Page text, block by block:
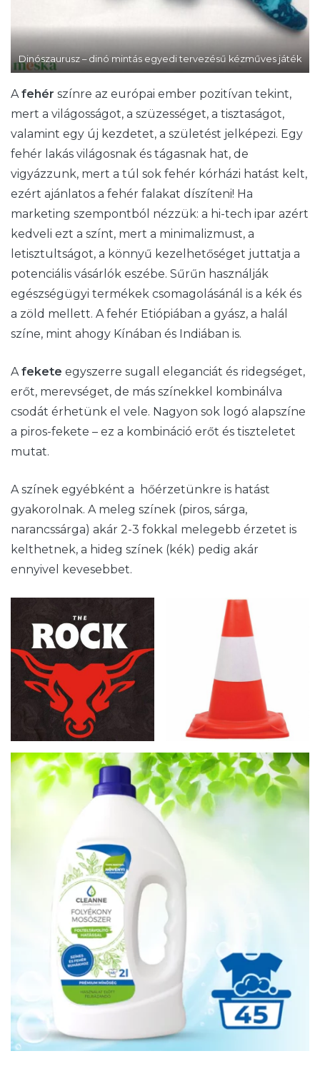
Dinószaurusz – dinó mintás egyedi tervezésű kézműves játék
Afehér színre az európai ember pozitívan tekint,
mert a világosságot, a szüzességet, a tisztaságot,
valamint egy új kezdetet, a születést jelképezi. Egy
fehér lakás világosnak és tágasnak hat, de
vigyázzunk, mert a túl sok fehér kórházi hatást kelt,
ezért ajánlatos a fehér falakat díszíteni! Ha
marketing szempontból nézzük: a hi-tech ipar azért
kedveli ezt a színt, mert a minimalizmust, a
letisztultságot, a könnyű kezelhetőséget juttatja a
potenciális vásárlók eszébe. Sűrűn használják
egészségügyi termékek csomagolásánál is a kék és
a zöld mellett. A fehér Etiópiában a gyász, a halál
színe, mint ahogy Kínában és Indiában is.
Afekete egyszerre sugall eleganciát és ridegséget,
erőt, merevséget, de más színekkel kombinálva
csodát érhetünk el vele. Nagyon sok logó alapszíne
a piros-fekete – ez a kombináció erőt és tiszteletet
mutat.
A színek egyébként a hőérzetünkre is hatást
gyakorolnak. A meleg színek (piros, sárga,
narancssárga) akár 2-3 fokkal melegebb érzetet is
kelthetnek, a hideg színek (kék) pedig akár
ennyivel kevesebbet.